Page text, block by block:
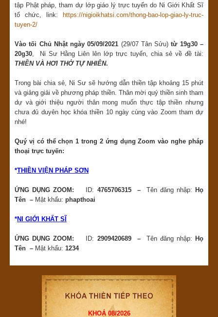
tập Phật pháp, tham dự lớp giáo lý trực tuyến do Ni Giới Khất Sĩ
tổ chức, link:
https://nigioikhatsi.com/thong-bao-lop-giao-ly-truc-
tuyen-2/
Vào tối Chủ Nhật ngày 05/09/2021 (29/07 Tân Sửu)từ 19g30 –
20g30, Ni Sư Hằng Liên lên lớp trực tuyến, chia sẻ về đề tài:
THIỀN VÀ HƠI THỞ TỰ NHIÊN.
Trong bài chia sẻ, Ni Sư sẽ hướng dẫn thiền tập khoảng 15 phút
và giảng giải về phương pháp thiền. Thân mời quý thiền sinh tham
dự và giới thiệu người thân mong muốn thực tập thiền nhưng
chưa đủ duyên học khóa thiền 10 ngày cùng vào Zoom tham dự
nhé!
Quý vị có thể chọn 1 trong 2 ứng dụng Zoom vào nghe pháp
thoại trực tuyến:
*THIỀN VIỆN PHÁP SƠN
ỨNG DỤNG ZOOM: ID: 4765706315 – Tên đăng nhập: Họ
Tên – Mật khẩu: phapthoai
*NI GIỚI KHẤT SĨ
ỨNG DỤNG ZOOM: ID: 2909420689 – Tên đăng nhập: Họ
Tên – Mật khẩu: 1234
KHOÁ 08/2026